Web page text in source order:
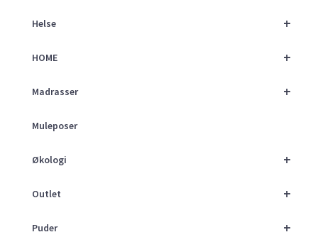
+
Helse
+
HOME
+
Madrasser
Muleposer
+
Økologi
+
Outlet
+
Puder